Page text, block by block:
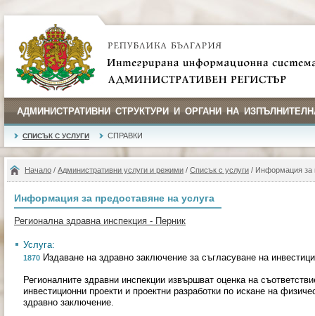
АДМИНИСТРАТИВНИ СТРУКТУРИ И ОРГАНИ НА
СПИСЪК С УСЛУГИ СПРАВКИ
Начало / Административни услуги и режими / Списък с услуги / Информация за
Информация за предоставяне на услуга
Регионална здравна инспекция - Перник
Услуга:
1870 Издаване на здравно заключение за съгласуване на
Регионалните здравни инспекции извършват оценка на
инвестиционни проекти и проектни разработки по искане на
здравно заключение.